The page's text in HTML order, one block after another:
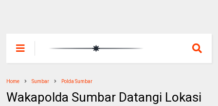
Home Sumbar Polda Sumbar
Wakapolda Sumbar Datangi Lokasi